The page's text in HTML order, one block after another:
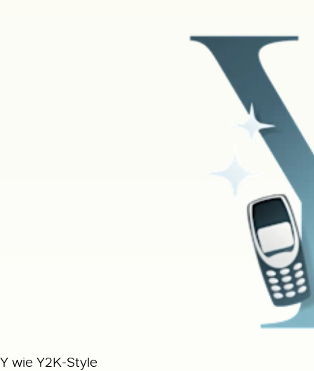
Y wie Y2K-Style